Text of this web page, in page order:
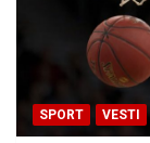
SPORT VESTI